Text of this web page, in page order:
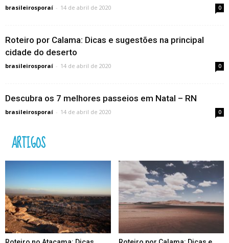
brasileirosporaí - 14 de abril de 2020 0
Roteiro por Calama: Dicas e sugestões na principal
cidade do deserto
brasileirosporaí - 14 de abril de 2020 0
Descubra os 7 melhores passeios em Natal – RN
brasileirosporaí - 14 de abril de 2020 0
ARTIGOS